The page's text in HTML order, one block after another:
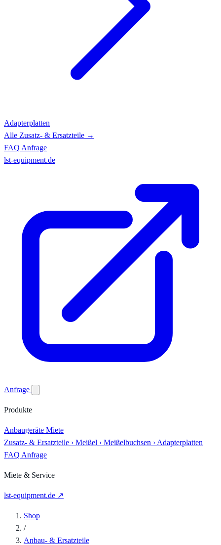
Adapterplatten
Alle Zusatz- & Ersatzteile →
FAQ Anfrage
lst-equipment.de
Anfrage
Produkte
Anbaugeräte Miete
Zusatz- & Ersatzteile › Meißel › Meißelbuchsen › Adapterplatten
FAQ Anfrage
Miete & Service
lst-equipment.de ↗
Shop
/
Anbau- & Ersatzteile